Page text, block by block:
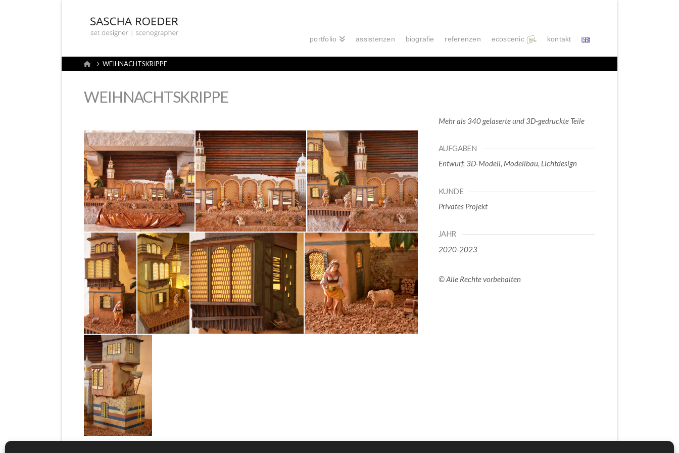
Sascha
Röder
Set
portfolio assistenzen biografie referenzen ecoscenic kontakt
HomeWEIHNACHTSKRIPPE
WEIHNACHTSKRIPPE
Mehr als 340 gelaserte und 3D-gedruckte Teile
AUFGABEN
Entwurf, 3D-Modell, Modellbau, Lichtdesign
KUNDE
Privates Projekt
JAHR
2020-2023
© Alle Rechte vorbehalten